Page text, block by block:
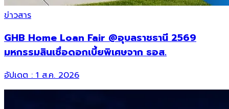
ข่าวสาร
GHB Home Loan Fair @อุบลราชธานี 2569
มหกรรมสินเชื่อดอกเบี้ยพิเศษจาก ธอส.
อัปเดต :1 ส.ค. 2026